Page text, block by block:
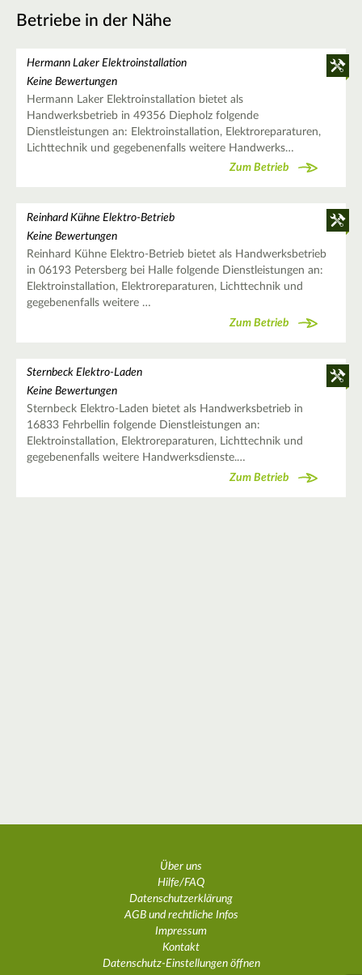
Betriebe in der Nähe
Hermann Laker Elektroinstallation
Keine Bewertungen
Hermann Laker Elektroinstallation bietet als
Handwerksbetrieb in 49356 Diepholz folgende
Dienstleistungen an: Elektroinstallation, Elektroreparaturen,
Lichttechnik und gegebenenfalls weitere Handwerks…
Zum Betrieb
Reinhard Kühne Elektro-Betrieb
Keine Bewertungen
Reinhard Kühne Elektro-Betrieb bietet als Handwerksbetrieb
in 06193 Petersberg bei Halle folgende Dienstleistungen an:
Elektroinstallation, Elektroreparaturen, Lichttechnik und
gegebenenfalls weitere …
Zum Betrieb
Sternbeck Elektro-Laden
Keine Bewertungen
Sternbeck Elektro-Laden bietet als Handwerksbetrieb in
16833 Fehrbellin folgende Dienstleistungen an:
Elektroinstallation, Elektroreparaturen, Lichttechnik und
gegebenenfalls weitere Handwerksdienste.…
Zum Betrieb
Über uns
Hilfe/FAQ
Datenschutzerklärung
AGB und rechtliche Infos
Impressum
Kontakt
Datenschutz-Einstellungen öffnen